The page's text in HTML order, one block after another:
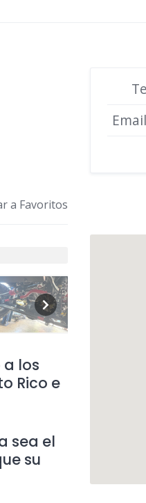
a Favoritos
a los
Rico e
sea el
su
Email